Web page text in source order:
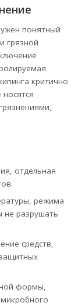
понятный
грязной
критично
отдельная
режима
не разрушать
средств,
формы,